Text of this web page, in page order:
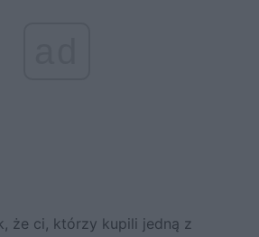
że ci, którzy kupili jedną z